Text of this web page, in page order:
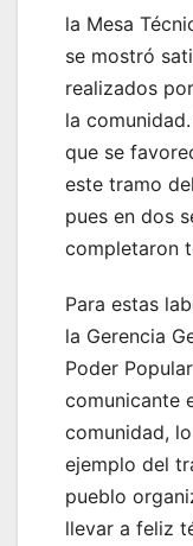
la Mesa
se mostró
realizados
la
que se
este tramo
pues en dos
completaron
Para estas
la Gerencia
Poder
comunicante
comunidad,
ejemplo del
pueblo
llevar a feliz